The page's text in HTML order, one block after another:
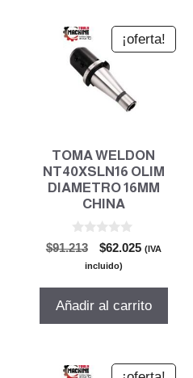
¡oferta!
TOMA WELDON
NT40XSLN16 OLIM
DIAMETRO 16MM
CHINA
0
d
$91.213
El
precio
era:
$62.025El
es:
(IVA
incluido)
Añadir al carrito